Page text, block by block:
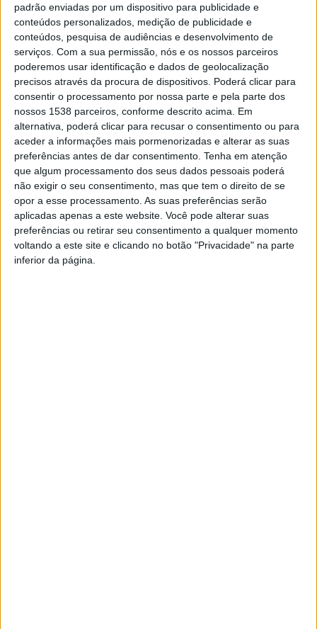
padrão enviadas por um dispositivo para publicidade e
conteúdos personalizados, medição de publicidade e
conteúdos, pesquisa de audiências e desenvolvimento de
serviços. Com a sua permissão, nós e os nossos parceiros
poderemos usar identificação e dados de geolocalização
precisos através da procura de dispositivos. Poderá clicar para
consentir o processamento por nossa parte e pela parte dos
nossos 1538 parceiros, conforme descrito acima. Em
alternativa, poderá clicar para recusar o consentimento ou para
aceder a informações mais pormenorizadas e alterar as suas
preferências antes de dar consentimento. Tenha em atenção
que algum processamento dos seus dados pessoais poderá
não exigir o seu consentimento, mas que tem o direito de se
opor a esse processamento. As suas preferências serão
aplicadas apenas a este website. Você pode alterar suas
preferências ou retirar seu consentimento a qualquer momento
voltando a este site e clicando no botão "Privacidade" na parte
inferior da página.
da Creche de Braga, é uma Instituição Particular de
Solidariedade Social (IPSS) situada na cidade de Braga.
Atua como Centro de Atividades e Capacitação para a
Inclusão (CACI), prestando apoio a mais de 60 utentes
adultos com deficiência mental. A instituição promove
atividades ocupacionais e terapias socioculturais, bem
como programas de desenvolvimento pessoal e social.
Desde 2012, a associação tem vindo a desenvolver
esforços para a construção de um Lar Residencial
destinado aos seus utentes, com o objetivo de lhes
proporcionar um ambiente seguro e adequado às suas
necessidades. Este projeto, avaliado em cerca de dois